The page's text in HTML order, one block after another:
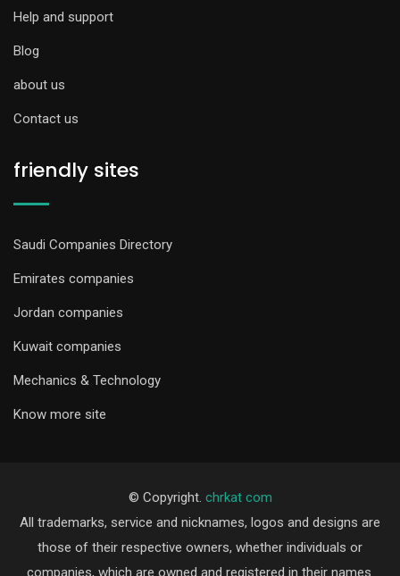
Help and support
Blog
about us
Contact us
friendly sites
Saudi Companies Directory
Emirates companies
Jordan companies
Kuwait companies
Mechanics & Technology
Know more site
© Copyright. chrkat com
All trademarks, service and nicknames, logos and designs are
those of their respective owners, whether individuals or
companies, which are owned and registered in their names.